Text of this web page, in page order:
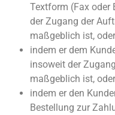
Textform (Fax oder
der Zugang der
maßgeblich ist, oder
indem er dem
insoweit der
maßgeblich ist, oder
indem er den
Bestellung zur